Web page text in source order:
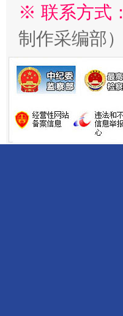
※ 联系方式：
制作采编部）